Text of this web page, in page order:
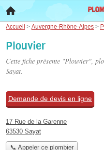
Accueil > Auvergne-Rhône-Alpes >
Plouvier
Cette fiche présente "Plouvier",
Sayat.
Demande de devis en ligne
17 Rue de la Garenne
63530 Sayat
📞 Appeler ce plombier